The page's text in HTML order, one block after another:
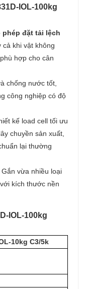
IOL-100kg
đặt tải lệch
cả khi vật không
hợp cho cân
chống nước tốt,
công nghiệp có độ
kế load cell tối ưu
chuyền sản xuất,
lại thường
Gắn vừa nhiều loại
kích thước nền
IOL-100kg
10kg C3/5k